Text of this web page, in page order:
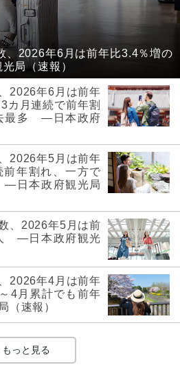
、2026年6月は前年比3.4％増の
局（速報）
2026年6月は前年
カ月連続で前年割
最多 ―日本政府
2026年5月は前年
年割れ、一方で
日本政府観光局
、2026年5月は前
―日本政府観光
2026年4月は前年
4月累計でも前年
速報）
もっと見る